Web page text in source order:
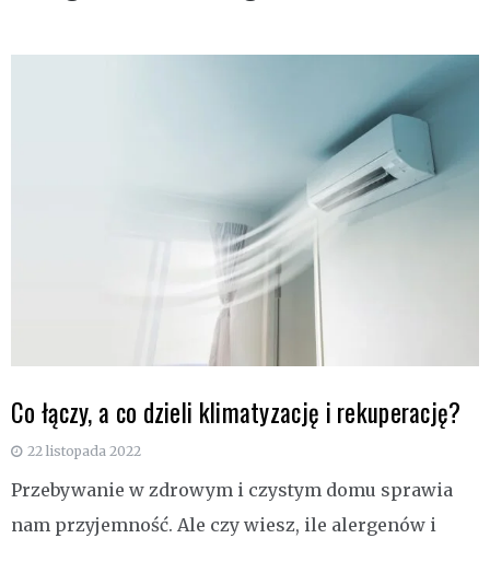
Co łączy, a co dzieli klimatyzację i rekuperację?
22 listopada 2022
Przebywanie w zdrowym i czystym domu sprawia
nam przyjemność. Ale czy wiesz, ile alergenów i